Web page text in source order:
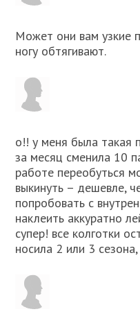
Может они вам узкие
ногу обтягивают.
о!! у меня была такая
за месяц сменила 10
работе переобуться
выкинуть – дешевле,
попробовать с
наклеить аккуратно
супер! все колготки
носила 2 или 3